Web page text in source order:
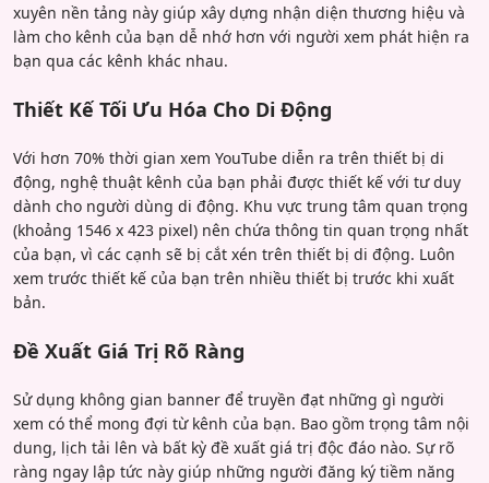
xuyên nền tảng này giúp xây dựng nhận diện thương hiệu và
làm cho kênh của bạn dễ nhớ hơn với người xem phát hiện ra
bạn qua các kênh khác nhau.
Thiết Kế Tối Ưu Hóa Cho Di Động
Với hơn 70% thời gian xem YouTube diễn ra trên thiết bị di
động, nghệ thuật kênh của bạn phải được thiết kế với tư duy
dành cho người dùng di động. Khu vực trung tâm quan trọng
(khoảng 1546 x 423 pixel) nên chứa thông tin quan trọng nhất
của bạn, vì các cạnh sẽ bị cắt xén trên thiết bị di động. Luôn
xem trước thiết kế của bạn trên nhiều thiết bị trước khi xuất
bản.
Đề Xuất Giá Trị Rõ Ràng
Sử dụng không gian banner để truyền đạt những gì người
xem có thể mong đợi từ kênh của bạn. Bao gồm trọng tâm nội
dung, lịch tải lên và bất kỳ đề xuất giá trị độc đáo nào. Sự rõ
ràng ngay lập tức này giúp những người đăng ký tiềm năng